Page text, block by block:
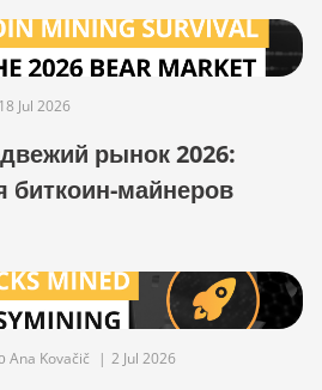
18 Jul 2026
рынок 2026:
биткоин-майнеров
Ana Kovačič | 2 Jul 2026